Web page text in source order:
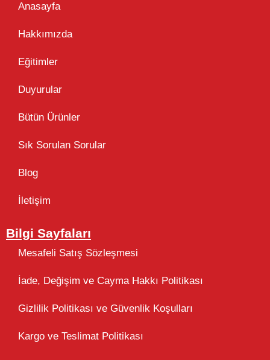
Anasayfa
Hakkımızda
Eğitimler
Duyurular
Bütün Ürünler
Sık Sorulan Sorular
Blog
İletişim
Bilgi Sayfaları
Mesafeli Satış Sözleşmesi
İade, Değişim ve Cayma Hakkı Politikası
Gizlilik Politikası ve Güvenlik Koşulları
Kargo ve Teslimat Politikası